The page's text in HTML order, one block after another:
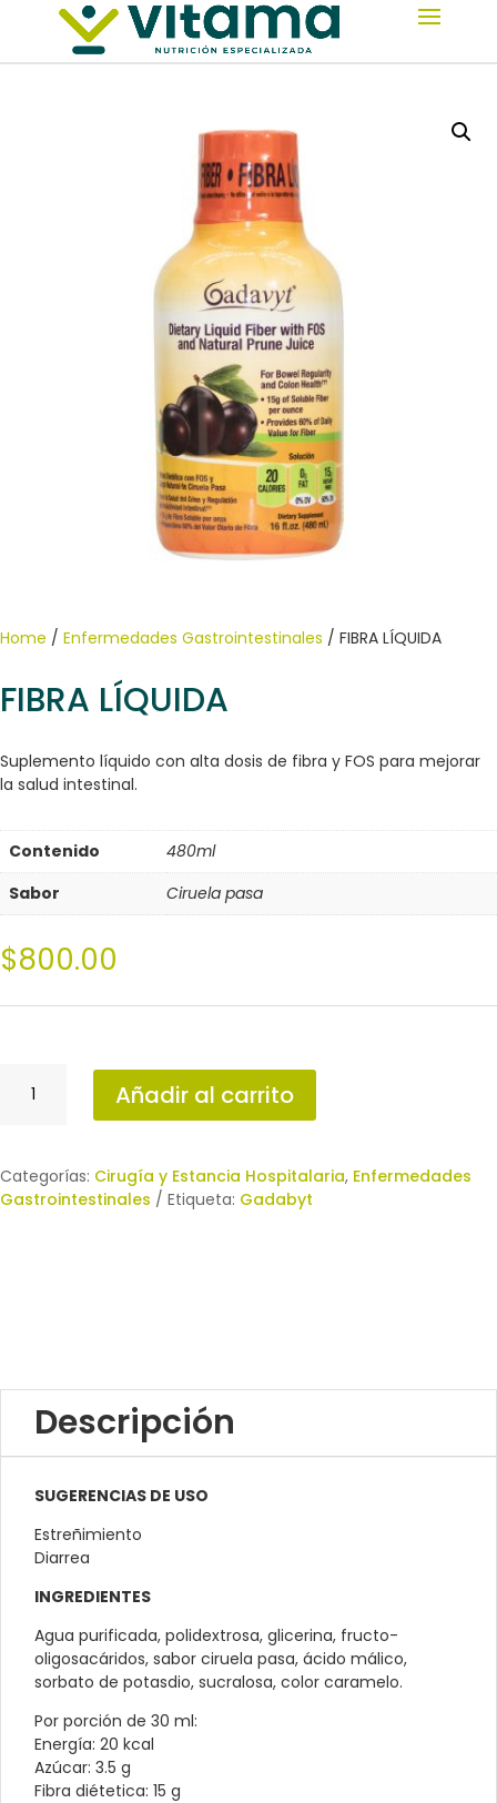
Home / Enfermedades Gastrointestinales / FIBRA LÍQUIDA
FIBRA LÍQUIDA
Suplemento líquido con alta dosis de fibra y FOS para mejorar
la salud intestinal.
Contenido
480ml
Sabor
Ciruela pasa
$800.00
LÍQUIDA
Añadir al carrito
Categorías: Cirugía y Estancia Hospitalaria, Enfermedades
Gastrointestinales
Etiqueta: Gadabyt
Descripción
SUGERENCIAS DE USO
Estreñimiento
Diarrea
INGREDIENTES
Agua purificada, polidextrosa, glicerina, fructo-
oligosacáridos, sabor ciruela pasa, ácido málico,
sorbato de potasdio, sucralosa, color caramelo.
Por porción de 30 ml:
Energía: 20 kcal
Azúcar: 3.5 g
Fibra diétetica: 15 g